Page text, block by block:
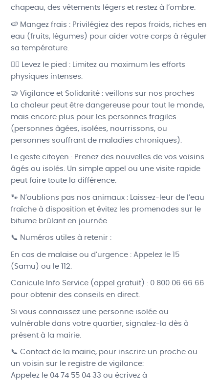
chapeau, des vêtements légers et restez à l’ombre.
🍉 Mangez frais : Privilégiez des repas froids, riches en
eau (fruits, légumes) pour aider votre corps à réguler
sa température.
🏃‍♂️ Levez le pied : Limitez au maximum les efforts
physiques intenses.
🤝 Vigilance et Solidarité : veillons sur nos proches
La chaleur peut être dangereuse pour tout le monde,
mais encore plus pour les personnes fragiles
(personnes âgées, isolées, nourrissons, ou
personnes souffrant de maladies chroniques).
Le geste citoyen : Prenez des nouvelles de vos voisins
âgés ou isolés. Un simple appel ou une visite rapide
peut faire toute la différence.
🐾 N’oublions pas nos animaux : Laissez-leur de l’eau
fraîche à disposition et évitez les promenades sur le
bitume brûlant en journée.
📞 Numéros utiles à retenir :
En cas de malaise ou d’urgence : Appelez le 15
(Samu) ou le 112.
Canicule Info Service (appel gratuit) : 0 800 06 66 66
pour obtenir des conseils en direct.
Si vous connaissez une personne isolée ou
vulnérable dans votre quartier, signalez-la dès à
présent à la mairie.
📞 Contact de la mairie, pour inscrire un proche ou
un voisin sur le registre de vigilance:
Appelez le 04 74 55 04 33 ou écrivez à